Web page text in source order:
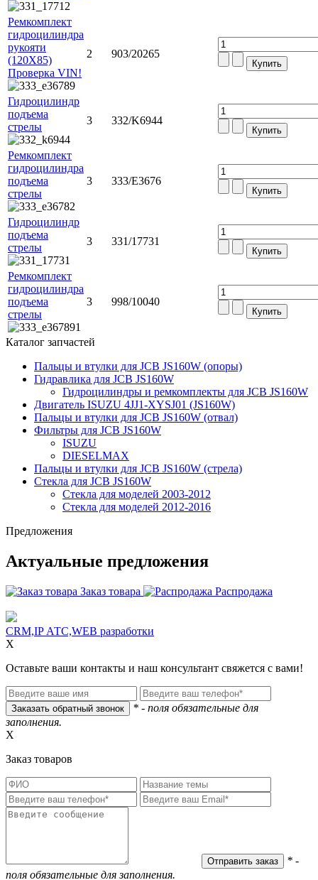
Ремкомплект
гидроцилиндра
рукояти
(120Х85)
Проверка VIN!
2 903/20265
Гидроцилиндр
подъема
стрелы
3 332/K6944
Ремкомплект
гидроцилиндра
подъема
стрелы
3 333/E3676
Гидроцилиндр
подъема
стрелы
3 331/17731
Ремкомплект
гидроцилиндра
подъема
стрелы
3 998/10040
Каталог запчастей
Пальцы и втулки для JCB JS160W (опоры)
Гидравлика для JCB JS160W
Гидроцилиндры и ремкомплекты для JCB JS160W
Двигатель ISUZU 4JJ1-XYSJ01 (JS160W)
Пальцы и втулки для JCB JS160W (отвал)
Фильтры для JCB JS160W
ISUZU
DIESELMAX
Пальцы и втулки для JCB JS160W (стрела)
Стекла для JCB JS160W
Стекла для моделей 2003-2012
Стекла для моделей 2012-2016
Предложения
Актуальные предложения
Заказ товара Распродажа
CRM,IP АТС,WEB разработки
X
Оставьте ваши контакты и наш консультант свяжется с вами!
* - поля обязательные для
заполнения.
X
Заказ товаров
* -
поля обязательные для заполнения.